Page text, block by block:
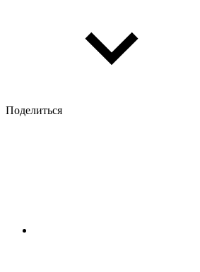
Поделиться